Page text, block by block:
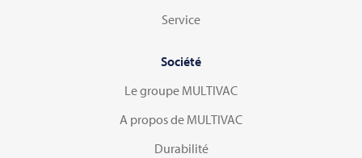
Service
Société
Le groupe MULTIVAC
A propos de MULTIVAC
Durabilité